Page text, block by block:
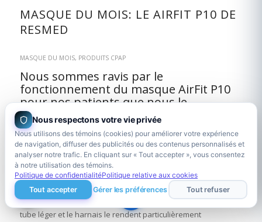
MASQUE DU MOIS: LE AIRFIT P10 DE
RESMED
MASQUE DU MOIS, PRODUITS CPAP
Nous sommes ravis par le
fonctionnement du masque AirFit P10
pour nos patients que nous le
présentons comme le masque du mois
pour août.
Le P10 est disponible à la fois en version bleue pour LUI et en
version rose pour ELLE . De plus, chaque version comprend
toutes les tailles de coussin, vous êtes certain d’avoir la bonne
coupe!
S’endormir et rester endormi n’a jamais été aussi simple. Le
tube léger et le harnais le rendent particulièrement
Nous respectons votre vie privée
Nous utilisons des témoins (cookies) pour améliorer votre expérience
de navigation, diffuser des publicités ou des contenus personnalisés et
analyser notre trafic. En cliquant sur « Tout accepter », vous consentez
à notre utilisation des témoins.
Politique de confidentialitéPolitique relative aux cookies
Tout accepter
Gérer les préférences Tout refuser